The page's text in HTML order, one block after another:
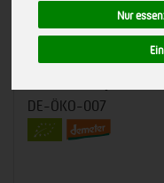
Nur
demeter (auch
DE-ÖKO-007